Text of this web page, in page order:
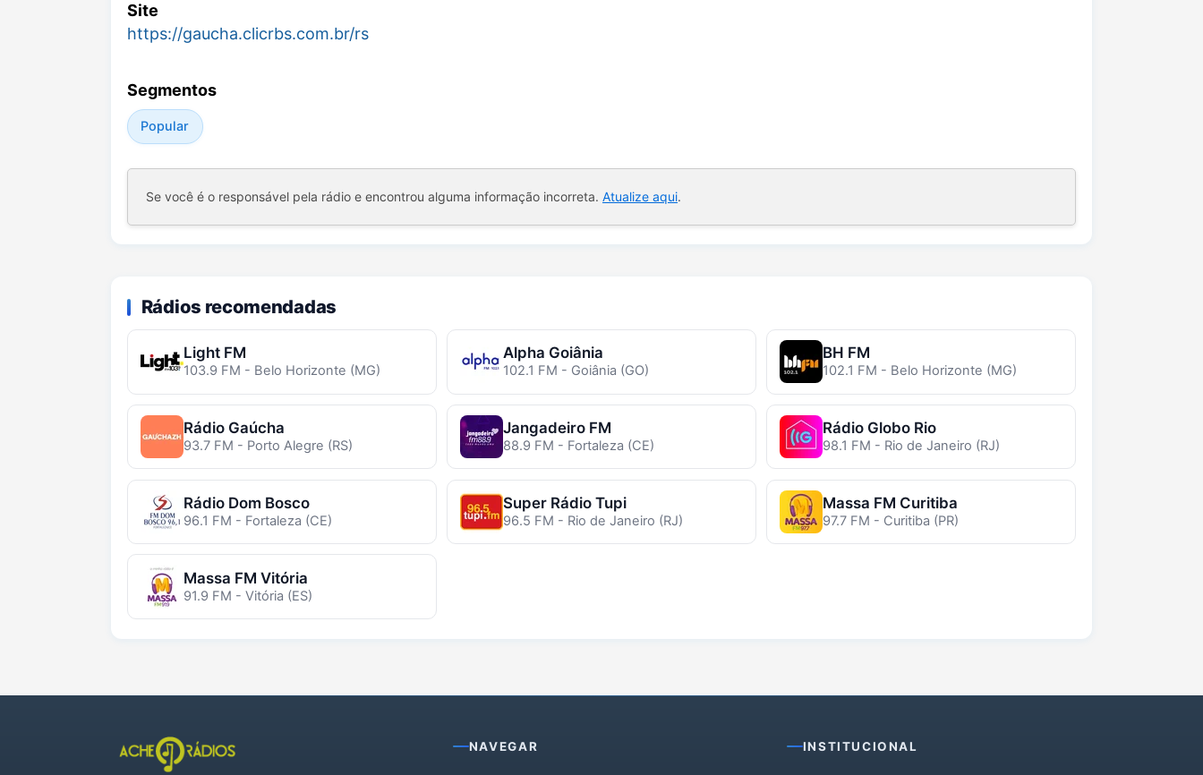
Site
https://gaucha.clicrbs.com.br/rs
Segmentos
Popular
Se você é o responsável pela rádio e encontrou alguma informação incorreta. Atualize aqui.
Rádios recomendadas
Light FM
103.9 FM - Belo Horizonte (MG)
Alpha Goiânia
102.1 FM - Goiânia (GO)
BH FM
102.1 FM - Belo Horizonte (MG)
Rádio Gaúcha
93.7 FM - Porto Alegre (RS)
Jangadeiro FM
88.9 FM - Fortaleza (CE)
Rádio Globo Rio
98.1 FM - Rio de Janeiro (RJ)
Rádio Dom Bosco
96.1 FM - Fortaleza (CE)
Super Rádio Tupi
96.5 FM - Rio de Janeiro (RJ)
Massa FM Curitiba
97.7 FM - Curitiba (PR)
Massa FM Vitória
91.9 FM - Vitória (ES)
NAVEGAR INSTITUCIONAL